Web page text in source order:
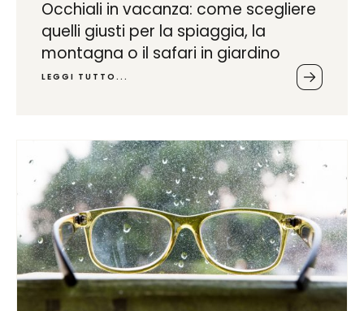
Occhiali in vacanza: come scegliere
quelli giusti per la spiaggia, la
montagna o il safari in giardino
LEGGI TUTTO...